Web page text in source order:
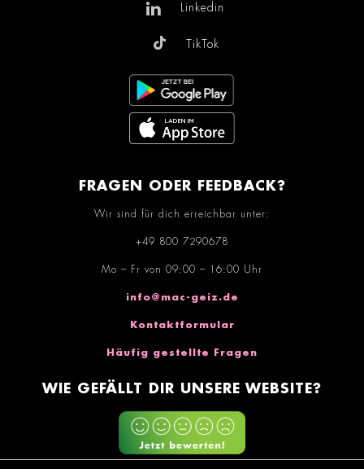
Linkedin
TikTok
FRAGEN ODER FEEDBACK?
Wir sind für dich erreichbar unter:
+49 800 7290678
Mo – Fr von 09:00 – 16:00 Uhr
info@mac-geiz.de
Kontaktformular
Häufig gestellte Fragen
WIE GEFÄLLT DIR UNSERE WEBSITE?